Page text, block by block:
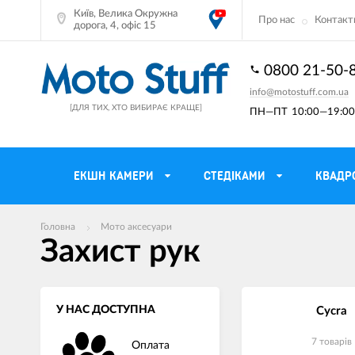
Київ, Велика Окружна
дорога, 4, офіс 15
Про нас
[ДЛЯ ТИХ, ХТО ВИБИРАЄ КРАЩЕ] ПН—ПТ
0800 21-50-
info@motostuff.com.ua
ЕКШН КАМЕРИ CТЕДІКАМИ
Мото рукавички
Головна Мото аксесуари
Захист рук
У НАС ДОСТУПНА
Оплата
Cycra
7 товарiв